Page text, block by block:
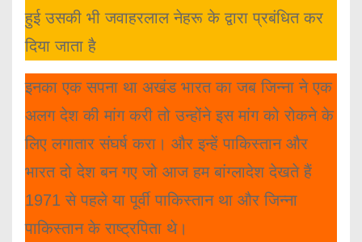
हुई उसकी भी जवाहरलाल नेहरू के द्वारा प्रबंधित कर
दिया जाता है
इनका एक सपना था अखंड भारत का जब जिन्ना ने एक
अलग देश की मांग करी तो उन्होंने इस मांग को रोकने के
लिए लगातार संघर्ष करा। और इन्हें पाकिस्तान और
भारत दो देश बन गए जो आज हम बांग्लादेश देखते हैं
1971 से पहले या पूर्वी पाकिस्तान था और जिन्ना
पाकिस्तान के राष्ट्रपिता थे।